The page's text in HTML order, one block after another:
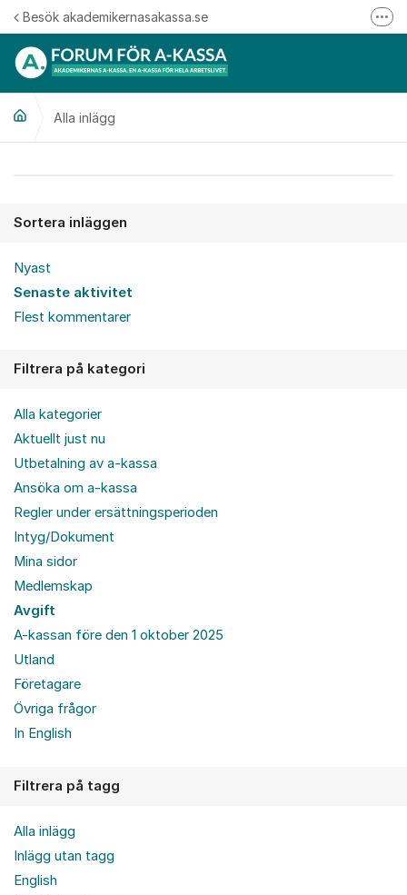
Hoppa till innehåll
Besök akademikernasakassa.se
Alla inlägg
Sortera inläggen
Nyast
Senaste aktivitet
Flest kommentarer
Filtrera på kategori
Alla kategorier
Aktuellt just nu
Utbetalning av a-kassa
Ansöka om a-kassa
Regler under ersättningsperioden
Intyg/Dokument
Mina sidor
Medlemskap
Avgift
A-kassan före den 1 oktober 2025
Utland
Företagare
Övriga frågor
In English
Filtrera på tagg
Alla inlägg
Inlägg utan tagg
English